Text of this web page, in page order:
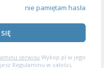
nie pamiętam hasła
serwisu Wykop.pl w jego
Regulaminu w całości,